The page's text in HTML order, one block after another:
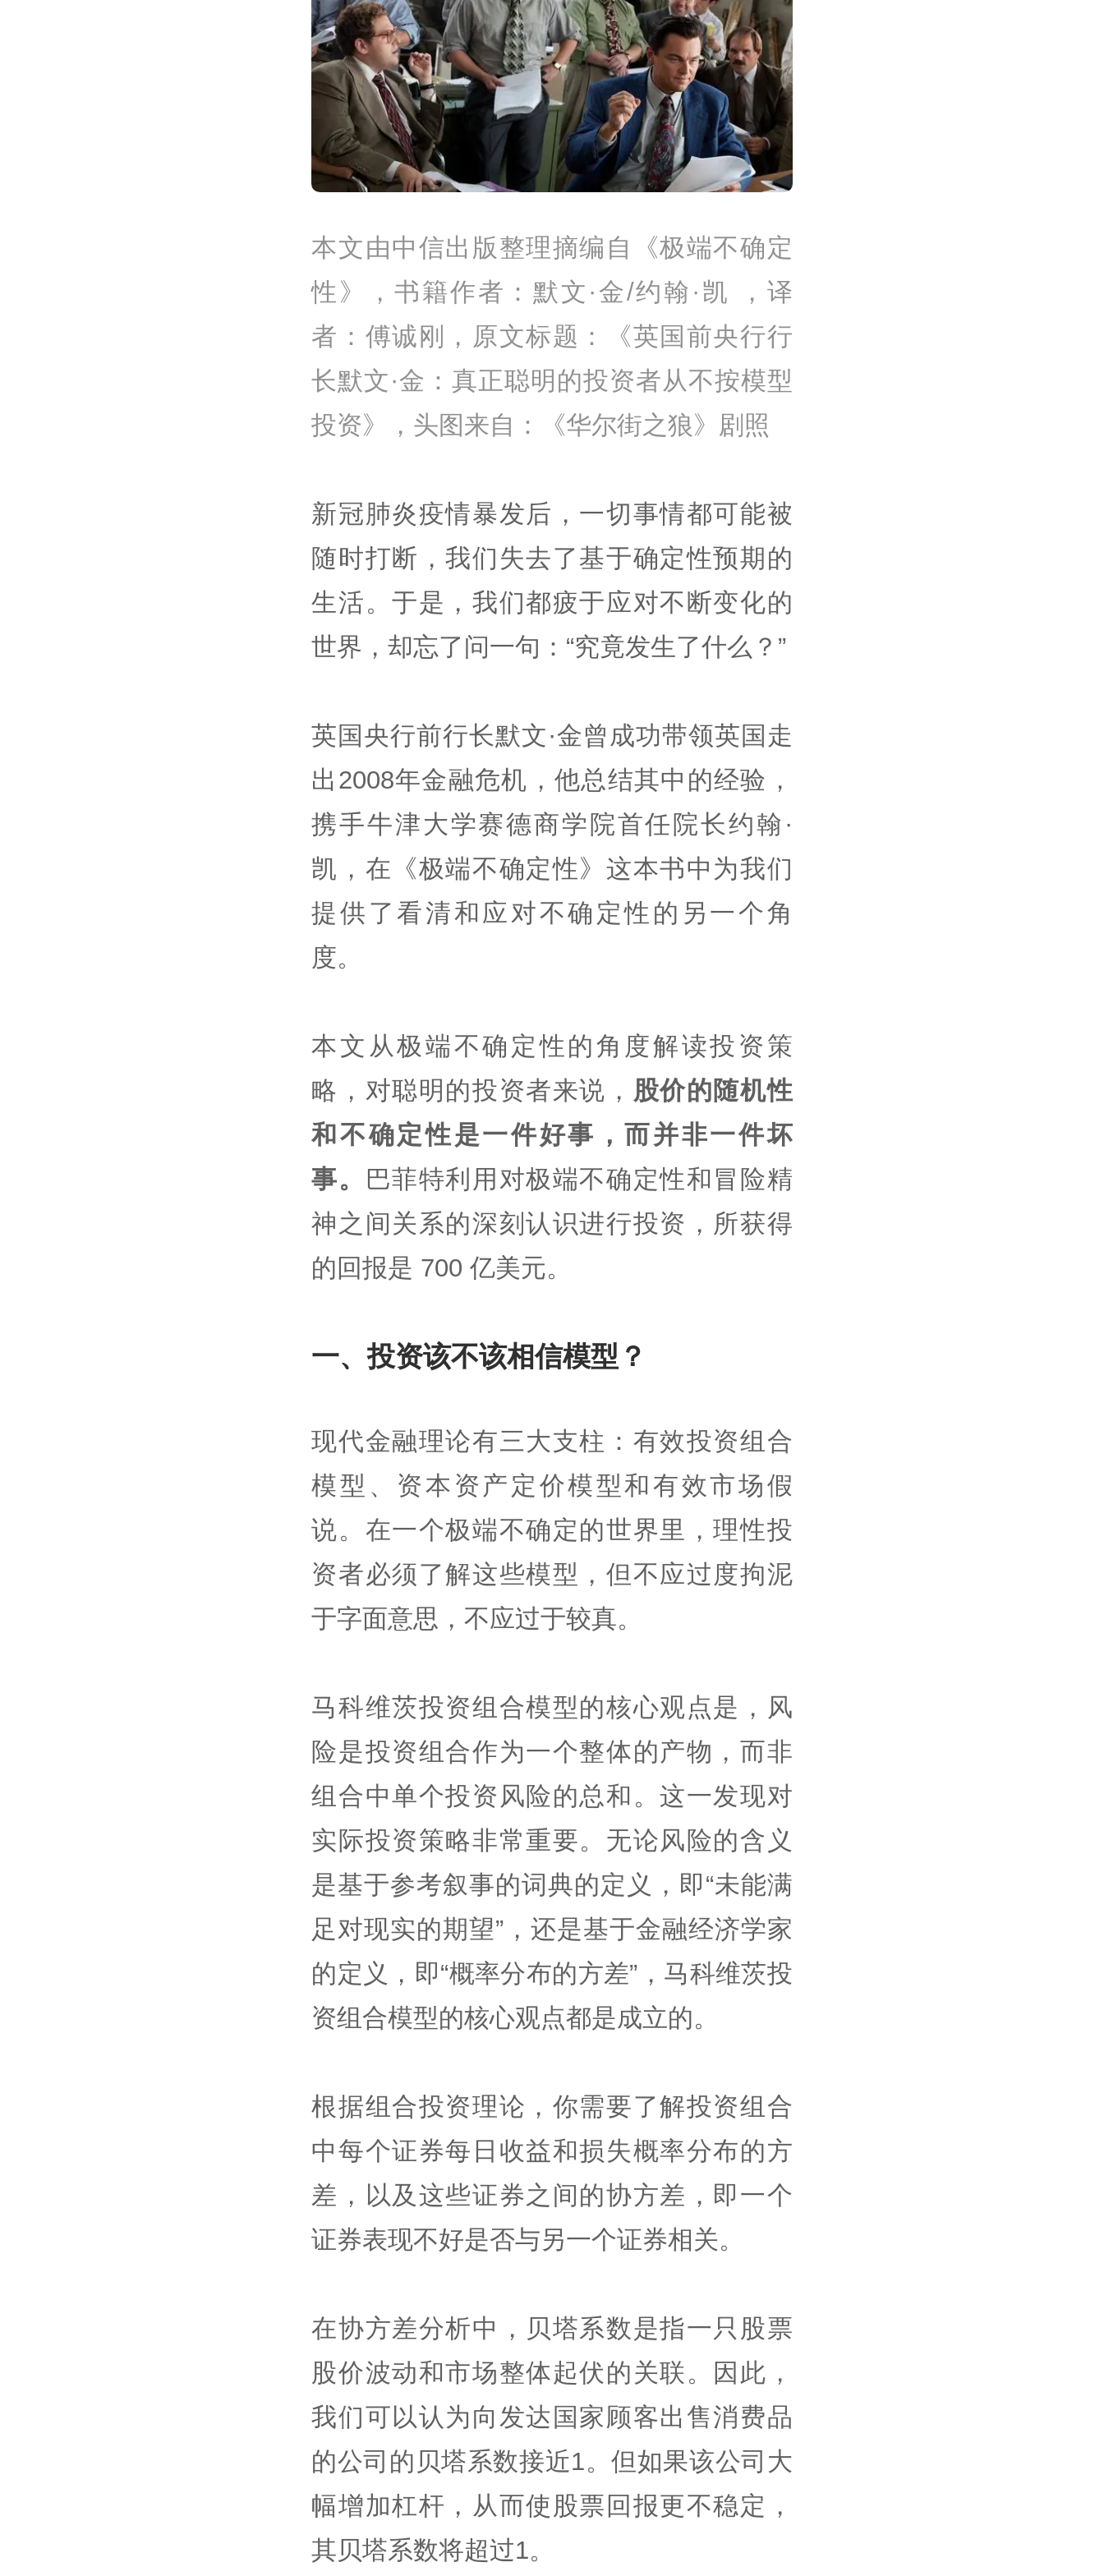
本文由中信出版整理摘编自《极端不确定
性》，书籍作者：默文·金/约翰·凯 ， 译
者：傅诚刚，原文标题：《英国前央行行
长默文·金：真正聪明的投资者从不按模型
投资》，头图来自：《华尔街之狼》剧照
新冠肺炎疫情暴发后，一切事情都可能被
随时打断，我们失去了基于确定性预期的
生活。于是，我们都疲于应对不断变化的
世界，却忘了问一句：“究竟发生了什么？”
英国央行前行长默文·金曾成功带领英国走
出2008年金融危机，他总结其中的经验，
携手牛津大学赛德商学院首任院长约翰·
凯，在《极端不确定性》这本书中为我们
提供了看清和应对不确定性的另一个角
度。
本文从极端不确定性的角度解读投资策
略，对聪明的投资者来说， 股价的随机性
和不确定性是一件好事，而并非一件坏
事。
巴菲特利用对极端不确定性和冒险精
神之间关系的深刻认识进行投资，所获得
的回报是 700 亿美元。
一、投资该不该相信模型？
现代金融理论有三大支柱：有效投资组合
模型、资本资产定价模型和有效市场假
说。在一个极端不确定的世界里，理性投
资者必须了解这些模型，但不应过度拘泥
于字面意思，不应过于较真。
马科维茨投资组合模型的核心观点是，风
险是投资组合作为一个整体的产物，而非
组合中单个投资风险的总和。这一发现对
实际投资策略非常重要。无论风险的含义
是基于参考叙事的词典的定义，即“未能满
足对现实的期望”，还是基于金融经济学家
的定义，即“概率分布的方差”，马科维茨投
资组合模型的核心观点都是成立的。
根据组合投资理论，你需要了解投资组合
中每个证券每日收益和损失概率分布的方
差，以及这些证券之间的协方差，即一个
证券表现不好是否与另一个证券相关。
在协方差分析中，贝塔系数是指一只股票
股价波动和市场整体起伏的关联。因此，
我们可以认为向发达国家顾客出售消费品
的公司的贝塔系数接近1。但如果该公司大
幅增加杠杆，从而使股票回报更不稳定，
其贝塔系数将超过1。